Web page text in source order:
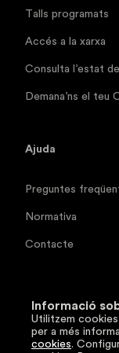
Talls programats
Accés a la xarxa
Consulta l’estat
Demana’ns el teu
Ajuda
Preguntes
Normativa
Contacte
Segueix-nos
Informació
Utilitzem
per a més
cookies.